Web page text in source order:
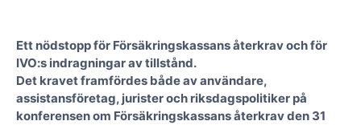
Ett nödstopp för Försäkringskassans återkrav och för
IVO:s indragningar av tillstånd.
Det kravet framfördes både av användare,
assistansföretag, jurister och riksdagspolitiker på
konferensen om Försäkringskassans återkrav den 31